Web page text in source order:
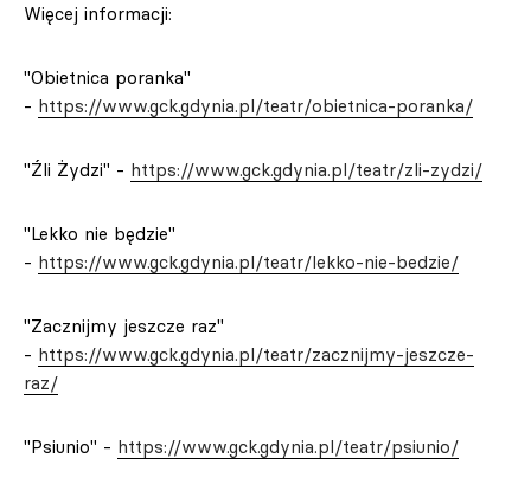
Więcej informacji:
"Obietnica poranka"
- https://www.gck.gdynia.pl/teatr/obietnica-poranka/
"Źli Żydzi" - https://www.gck.gdynia.pl/teatr/zli-zydzi/
"Lekko nie będzie"
- https://www.gck.gdynia.pl/teatr/lekko-nie-bedzie/
"Zacznijmy jeszcze raz"
- https://www.gck.gdynia.pl/teatr/zacznijmy-jeszcze-
raz/
"Psiunio" - https://www.gck.gdynia.pl/teatr/psiunio/